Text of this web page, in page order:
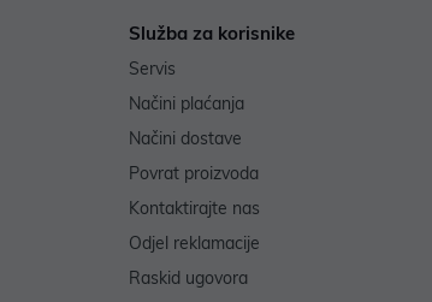
Služba za korisnike
Servis
Načini plaćanja
Načini dostave
Povrat proizvoda
Kontaktirajte nas
Odjel reklamacije
Raskid ugovora